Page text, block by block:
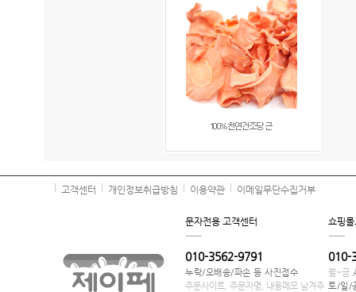
고객센터 개인정보취급방침 이용약관 이메일무단수집거부
문자전용 고객센터
010-3562-9791
누락/오배송/파손 등 사진접수
주문사이트, 주문자명, 내용메모 남겨주
쇼핑
010-
월~금
토/일/